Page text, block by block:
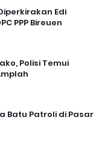
Edi
PPP Bireuen
Polisi Temui
Batu Patroli di Pasar